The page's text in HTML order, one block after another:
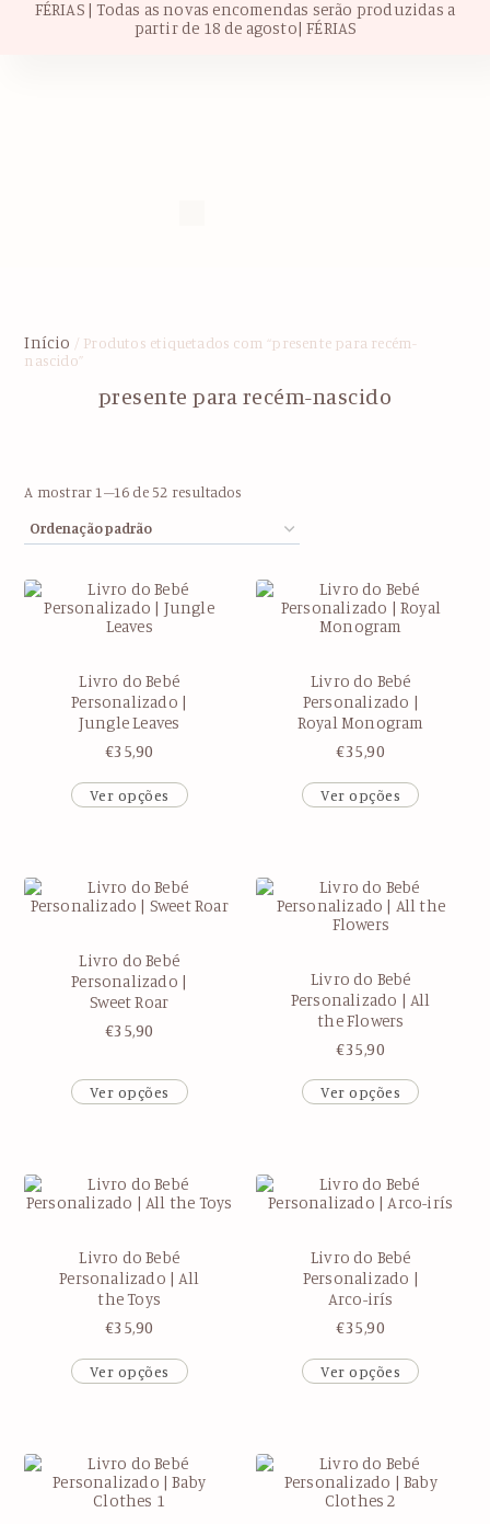
FÉRIAS | Todas as novas encomendas serão produzidas a
partir de 18 de agosto| FÉRIAS
Início / Produtos etiquetados com “presente para recém-
nascido”
presente para recém-nascido
A mostrar 1–16 de 52 resultados
Livro do Bebé
Personalizado |
Jungle Leaves
€35,90
Ver opções
Livro do Bebé
Personalizado |
Royal Monogram
€35,90
Ver opções
Livro do Bebé
Personalizado |
Sweet Roar
€35,90
Ver opções
Livro do Bebé
Personalizado | All
the Flowers
€35,90
Ver opções
Livro do Bebé
Personalizado | All
the Toys
€35,90
Ver opções
Livro do Bebé
Personalizado |
Arco-irís
€35,90
Ver opções